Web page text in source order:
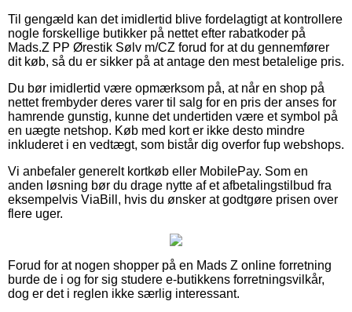
Til gengæld kan det imidlertid blive fordelagtigt at kontrollere
nogle forskellige butikker på nettet efter rabatkoder på
Mads.Z PP Ørestik Sølv m/CZ forud for at du gennemfører
dit køb, så du er sikker på at antage den mest betalelige pris.
Du bør imidlertid være opmærksom på, at når en shop på
nettet frembyder deres varer til salg for en pris der anses for
hamrende gunstig, kunne det undertiden være et symbol på
en uægte netshop. Køb med kort er ikke desto mindre
inkluderet i en vedtægt, som bistår dig overfor fup webshops.
Vi anbefaler generelt kortkøb eller MobilePay. Som en
anden løsning bør du drage nytte af et afbetalingstilbud fra
eksempelvis ViaBill, hvis du ønsker at godtgøre prisen over
flere uger.
Forud for at nogen shopper på en Mads Z online forretning
burde de i og for sig studere e-butikkens forretningsvilkår,
dog er det i reglen ikke særlig interessant.